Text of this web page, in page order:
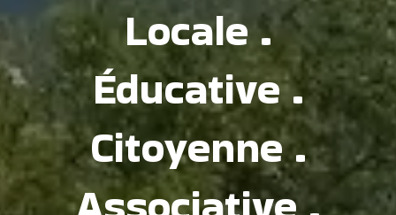
Locale .
Éducative .
Citoyenne .